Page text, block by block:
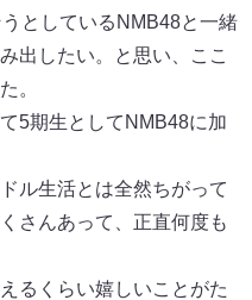
としているNMB48と一緒
出したい。と思い、ここ
。
5期生としてNMB48に加
ル生活とは全然ちがって
さんあって、正直何度も
るくらい嬉しいことがた